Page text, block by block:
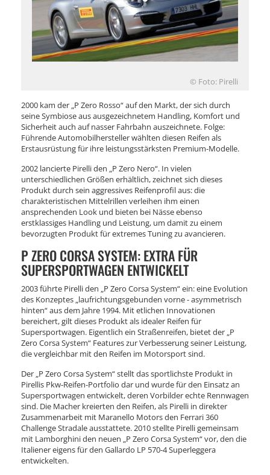
© Foto: Pirelli
2000 kam der „P Zero Rosso“ auf den Markt, der sich durch
seine Symbiose aus ausgezeichnetem Handling, Komfort und
Sicherheit auch auf nasser Fahrbahn auszeichnete. Folge:
Führende Automobilhersteller wählten diesen Reifen als
Erstausrüstung für ihre leistungsstärksten Premium-Modelle.
2002 lancierte Pirelli den „P Zero Nero“. In vielen
unterschiedlichen Größen erhältlich, zeichnet sich dieses
Produkt durch sein aggressives Reifenprofil aus: die
charakteristischen Mittelrillen verleihen ihm einen
ansprechenden Look und bieten bei Nässe ebenso
erstklassiges Handling und Leistung, um damit zu einem
bevorzugten Produkt für extremes Tuning zu avancieren.
P ZERO CORSA SYSTEM: EXTRA FÜR
SUPERSPORTWAGEN ENTWICKELT
2003 führte Pirelli den „P Zero Corsa System“ ein: eine Evolution
des Konzeptes „laufrichtungsgebunden vorne - asymmetrisch
hinten“ aus dem Jahre 1994. Mit etlichen Innovationen
bereichert, gilt dieses Produkt als idealer Reifen für
Supersportwagen. Eigentlich ein Straßenreifen, bietet der „P
Zero Corsa System“ Features zur Verbesserung seiner Leistung,
die vergleichbar mit den Reifen im Motorsport sind.
Der „P Zero Corsa System“ stellt das sportlichste Produkt in
Pirellis Pkw-Reifen-Portfolio dar und wurde für den Einsatz an
Supersportwagen entwickelt, deren Vorbilder echte Rennwagen
sind. Die Macher kreierten den Reifen, als Pirelli in direkter
Zusammenarbeit mit Maranello Motors den Ferrari 360
Challenge Stradale ausstattete. 2010 stellte Pirelli gemeinsam
mit Lamborghini den neuen „P Zero Corsa System“ vor, den die
Italiener eigens für den Gallardo LP 570-4 Superleggera
entwickelten.